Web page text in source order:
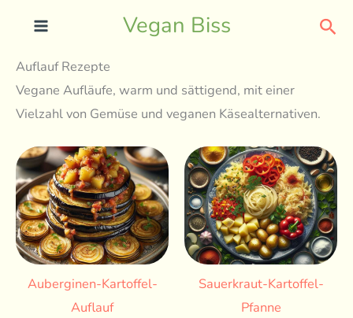
content
Vegan Biss
Auflauf Rezepte
Vegane Aufläufe, warm und sättigend, mit einer
Vielzahl von Gemüse und veganen Käsealternativen.
Auberginen-Kartoffel-
Auflauf
Sauerkraut-Kartoffel-
Pfanne